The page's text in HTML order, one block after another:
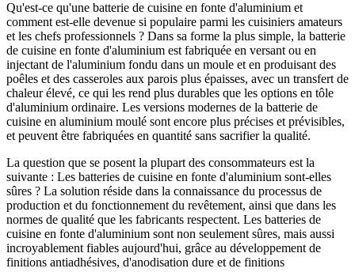
Qu'est-ce qu'une batterie de cuisine en fonte d'aluminium et
comment est-elle devenue si populaire parmi les cuisiniers amateurs
et les chefs professionnels ? Dans sa forme la plus simple, la batterie
de cuisine en fonte d'aluminium est fabriquée en versant ou en
injectant de l'aluminium fondu dans un moule et en produisant des
poêles et des casseroles aux parois plus épaisses, avec un transfert de
chaleur élevé, ce qui les rend plus durables que les options en tôle
d'aluminium ordinaire. Les versions modernes de la batterie de
cuisine en aluminium moulé sont encore plus précises et prévisibles,
et peuvent être fabriquées en quantité sans sacrifier la qualité.
La question que se posent la plupart des consommateurs est la
suivante : Les batteries de cuisine en fonte d'aluminium sont-elles
sûres ? La solution réside dans la connaissance du processus de
production et du fonctionnement du revêtement, ainsi que dans les
normes de qualité que les fabricants respectent. Les batteries de
cuisine en fonte d'aluminium sont non seulement sûres, mais aussi
incroyablement fiables aujourd'hui, grâce au développement de
finitions antiadhésives, d'anodisation dure et de finitions